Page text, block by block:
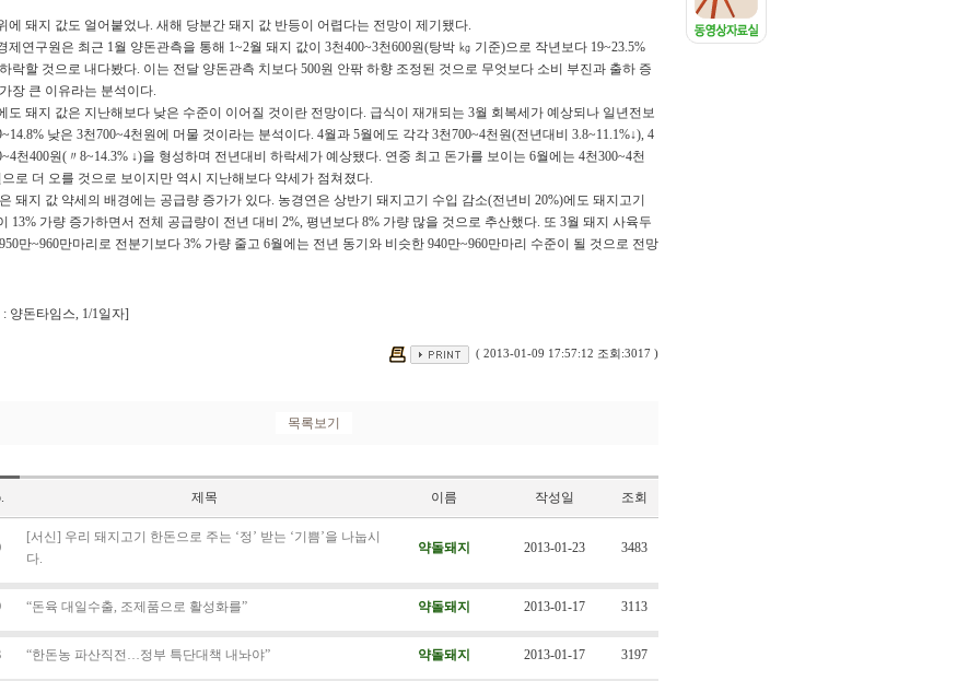
에 돼지 값도 얼어붙었나. 새해 당분간 돼지 값 반등이 어렵다는 전망이 제기됐다.
제연구원은 최근 1월 양돈관측을 통해 1~2월 돼지 값이 3천400~3천600원(탕박 ㎏ 기준)으로 작년보다 19~23.5%
락할 것으로 내다봤다. 이는 전달 양돈관측 치보다 500원 안팎 하향 조정된 것으로 무엇보다 소비 부진과 출하 증
장 큰 이유라는 분석이다.
도 돼지 값은 지난해보다 낮은 수준이 이어질 것이란 전망이다. 급식이 재개되는 3월 회복세가 예상되나 일년전보
낮은 3천700~4천원에 머물 것이라는 분석이다. 4월과 5월에도 각각 3천700~4천원(전년대비 3.8~11.1%↓), 4
천400원(〃8~14.3% ↓)을 형성하며 전년대비 하락세가 예상됐다. 연중 최고 돈가를 보이는 6월에는 4천300~4천
으로 더 오를 것으로 보이지만 역시 지난해보다 약세가 점쳐졌다.
돼지 값 약세의 배경에는 공급량 증가가 있다. 농경연은 상반기 돼지고기 수입 감소(전년비 20%)에도 돼지고기
13% 가량 증가하면서 전체 공급량이 전년 대비 2%, 평년보다 8% 가량 많을 것으로 추산했다. 또 3월 돼지 사육두
만~960만마리로 전분기보다 3% 가량 줄고 6월에는 전년 동기와 비슷한 940만~960만마리 수준이 될 것으로 전망
: 양돈타임스, 1/1일자]
( 2013-01-09 17:57:12 조회:3017 )
제목 이름 작성일 조회
[서신] 우리 돼지고기 한돈으로 주는 ‘정’ 받는 ‘기쁨’을 나눕시
다.
약돌돼지 2013-01-23 3483
“돈육 대일수출, 조제품으로 활성화를” 약돌돼지 2013-01-17 3113
“한돈농 파산직전…정부 특단대책 내놔야” 약돌돼지 2013-01-17 3197